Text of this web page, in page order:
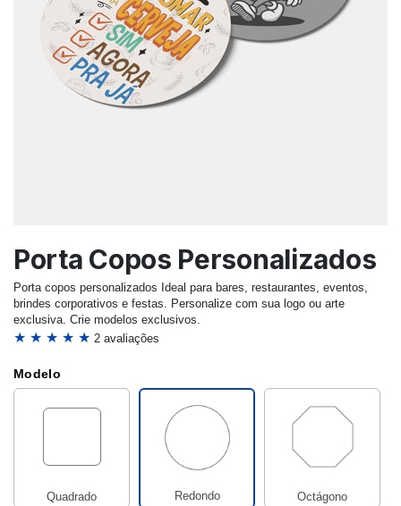
Porta Copos Personalizados
Porta copos personalizados Ideal para bares, restaurantes, eventos,
brindes corporativos e festas. Personalize com sua logo ou arte
exclusiva. Crie modelos exclusivos.
★ ★ ★ ★ ★ 2 avaliações
Modelo
Quadrado Redondo Octágono